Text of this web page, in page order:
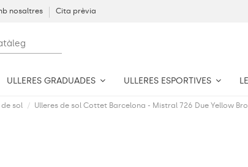
nosaltres Cita prèvia
ULLERES GRADUADES ULLERES ESPORTIVES
de sol Ulleres de sol Cottet Barcelona - Mistral 726 Due Yellow